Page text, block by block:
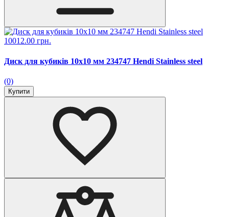
10012.00 грн.
Диск для кубиків 10х10 мм 234747 Hendi Stainless steel
(0)
Купити